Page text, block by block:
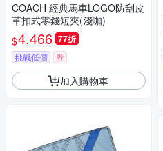
COACH 經典馬車LOGO防刮皮
革扣式零錢短夾(淺咖)
$4,466 77折
挑戰低價 券
加入購物車